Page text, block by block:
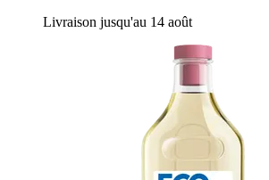
Livraison jusqu'au 14 août